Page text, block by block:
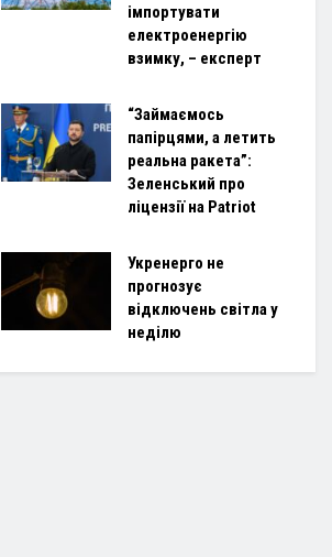
імпортувати
електроенергію
взимку, – експерт
“Займаємось
папірцями, а летить
реальна ракета”:
Зеленський про
ліцензії на Patriot
Укренерго не
прогнозує
відключень світла у
неділю